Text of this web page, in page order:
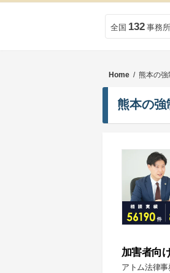
全国 132 事務所
Home / 熊本の強
熊本の
加害者向
アトム法律